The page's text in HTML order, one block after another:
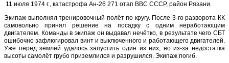
11 июля 1974 г., катастрофа Ан-26 271 отап ВВС СССР, район Рязани.
Экипаж выполнял тренировочный полёт по кругу. После 3-го разворота КК
самовольно принял решение на посадку с одним неработающим
двигателем. Команды в экипаж он выдавал нечётко, в результате чего СБТ
ошибочно зафлюгировал винт и выключенного и работающего двигателей.
Уже перед землёй удалось запустить один из них, но из-за недостатка
высоты самолёт грубо приземлился и разрушился. Экипаж погиб.